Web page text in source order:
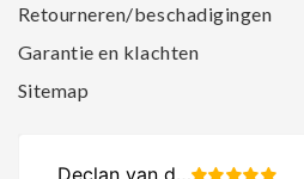
Retourneren/beschadigingen
Garantie en klachten
Sitemap